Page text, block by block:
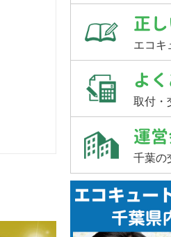
正
エコキ
よ
取付・
運
千葉の